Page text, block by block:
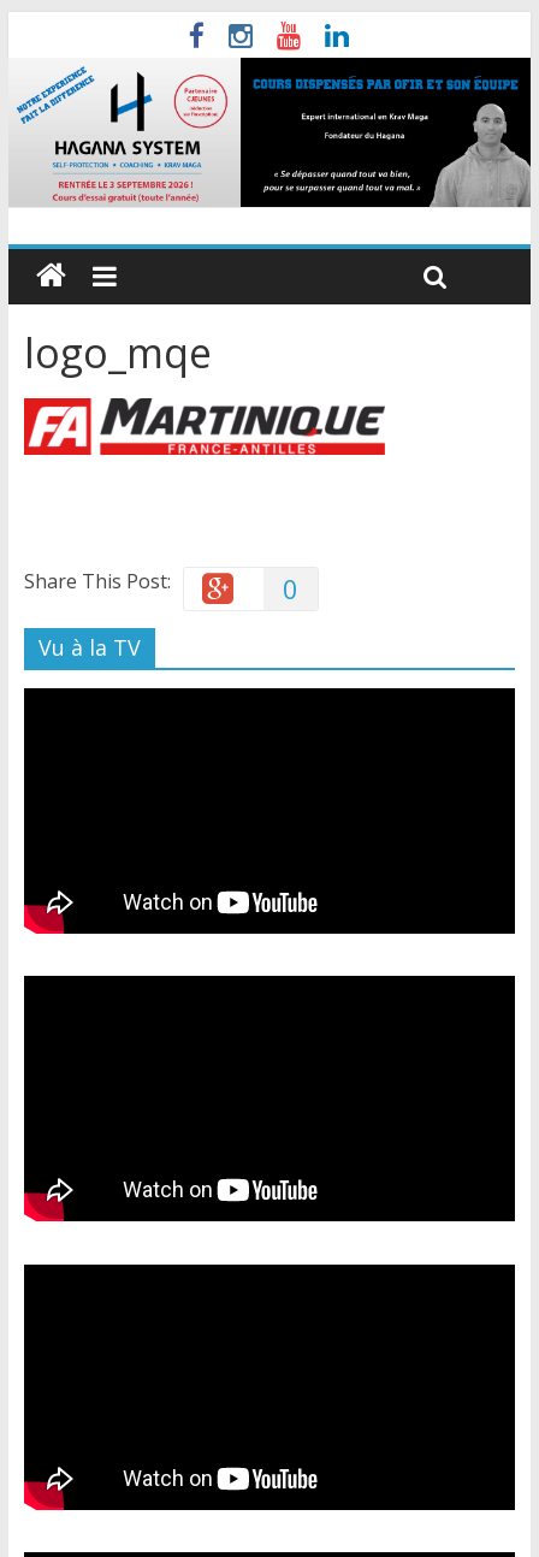
logo_mqe
Share This Post: 0
Vu à la TV